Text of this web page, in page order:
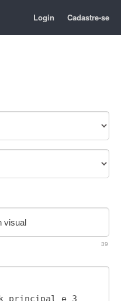
Login Cadastre-se
39